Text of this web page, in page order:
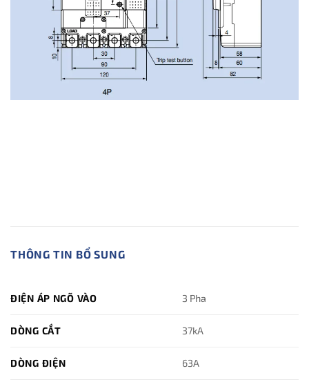
THÔNG TIN BỔ SUNG
ĐIỆN ÁP NGÕ VÀO 3 Pha
DÒNG CẮT 37kA
DÒNG ĐIỆN 63A